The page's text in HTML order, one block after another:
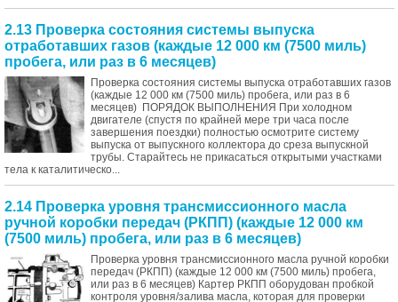
2.13 Проверка состояния системы выпуска
отработавших газов (каждые 12 000 км (7500 миль)
пробега, или раз в 6 месяцев)
Проверка состояния системы выпуска отработавших газов
(каждые 12 000 км (7500 миль) пробега, или раз в 6
месяцев) ПОРЯДОК ВЫПОЛНЕНИЯ При холодном
двигателе (спустя по крайней мере три часа после
завершения поездки) полностью осмотрите систему
выпуска от выпускного коллектора до среза выпускной
трубы. Старайтесь не прикасаться открытыми участками
тела к каталитическо...
2.14 Проверка уровня трансмиссионного масла
ручной коробки передач (РКПП) (каждые 12 000 км
(7500 миль) пробега, или раз в 6 месяцев)
Проверка уровня трансмиссионного масла ручной коробки
передач (РКПП) (каждые 12 000 км (7500 миль) пробега,
или раз в 6 месяцев) Картер РКПП оборудован пробкой
контроля уровня/залива масла, которая для проверки